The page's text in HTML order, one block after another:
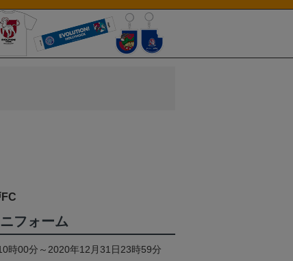
フォーム
時00分～2020年12月31日23時59分